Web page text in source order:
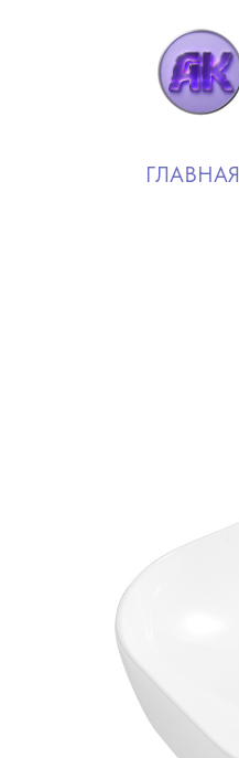
ГЛАВНАЯ